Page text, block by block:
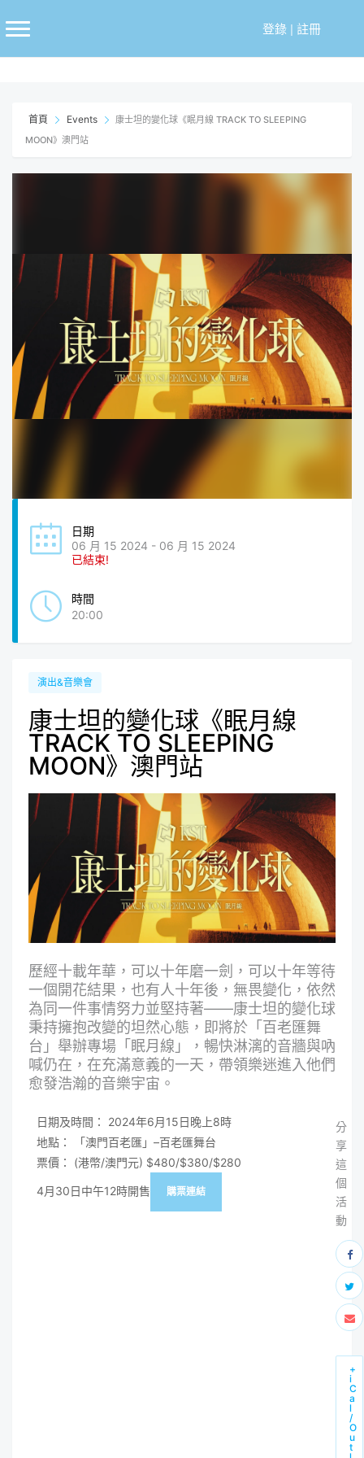
至
登錄| 註冊
首頁 Events
康士坦的變化球《眠月線 TRACK TO SLEEPING
MOON》澳門站
日期
06 月 15 2024 - 06 月 15 2024
已結束!
時間
20:00
演出&音樂會
康士坦的變化球《眠月線
TRACK TO SLEEPING
MOON》澳門站
歷經十載年華，可以十年磨一劍，可以十年等待
一個開花結果，也有人十年後，無畏變化，依然
為同一件事情努力並堅持著——康士坦的變化球
秉持擁抱改變的坦然心態，即將於「百老匯舞
台」舉辦專場「眠月線」，暢快淋漓的音牆與吶
喊仍在，在充滿意義的一天，帶領樂迷進入他們
愈發浩瀚的音樂宇宙。
日期及時間： 2024年6月15日晚上8時
地點： 「澳門百老匯」–百老匯舞台
票價： (港幣/澳門元) $480/$380/$280
4月30日中午12時開售 購票連結
分
享
這
個
活
動
+
i
C
a
l
/
O
u
t